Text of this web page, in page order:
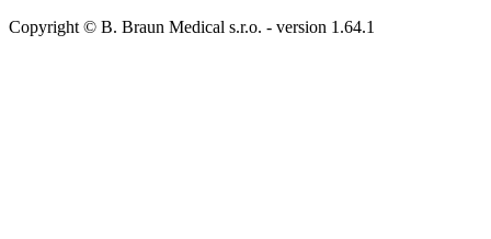
Copyright © B. Braun Medical s.r.o. - version 1.64.1